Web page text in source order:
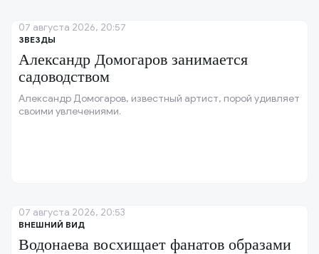
ЗВЕЗДЫ
Александр Домогаров занимается
садоводством
Александр Домогаров, известный артист, порой удивляет
своими увлечениями.
07 августа 2026, 20:57
ВНЕШНИЙ ВИД
Водонаева восхищает фанатов образами
07 августа 2026, 20:53